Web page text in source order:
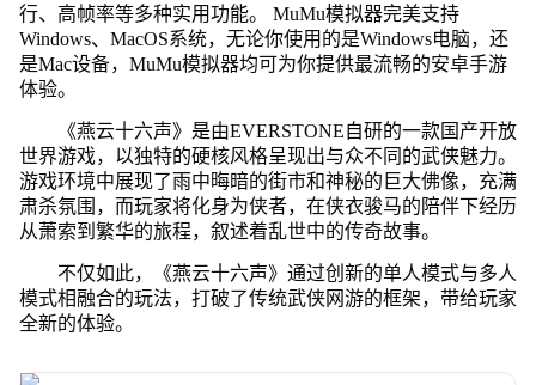
行、高帧率等多种实用功能。 MuMu模拟器完美支持
Windows、MacOS系统，无论你使用的是Windows电脑，还
是Mac设备，MuMu模拟器均可为你提供最流畅的安卓手游
体验。
《燕云十六声》是由EVERSTONE自研的一款国产开放
世界游戏，以独特的硬核风格呈现出与众不同的武侠魅力。
游戏环境中展现了雨中晦暗的街市和神秘的巨大佛像，充满
肃杀氛围，而玩家将化身为侠者，在侠衣骏马的陪伴下经历
从萧索到繁华的旅程，叙述着乱世中的传奇故事。
不仅如此，《燕云十六声》通过创新的单人模式与多人
模式相融合的玩法，打破了传统武侠网游的框架，带给玩家
全新的体验。